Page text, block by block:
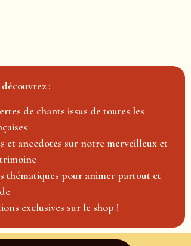
:
de chants issus de toutes les
et anecdotes sur notre merveilleux et
thématiques pour animer partout et
exclusives sur le shop !